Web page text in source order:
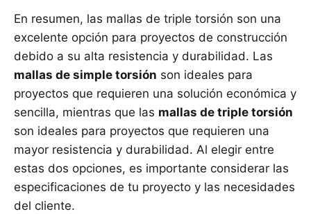
En resumen, las mallas de triple torsión son una
excelente opción para proyectos de construcción
debido a su alta resistencia y durabilidad. Las
mallas de simple torsión son ideales para
proyectos que requieren una solución económica y
sencilla, mientras que las mallas de triple torsión
son ideales para proyectos que requieren una
mayor resistencia y durabilidad. Al elegir entre
estas dos opciones, es importante considerar las
especificaciones de tu proyecto y las necesidades
del cliente.